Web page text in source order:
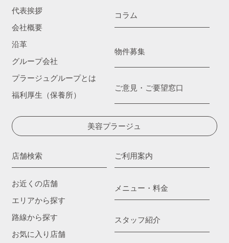
代表挨拶
会社概要
沿革
グループ会社
プラージュグループとは
福利厚生（保養所）
コラム
物件募集
ご意見・ご要望窓口
美容プラージュ
店舗検索
お近くの店舗
エリアから探す
路線から探す
お気に入り店舗
ご利用案内
メニュー・料金
スタッフ紹介